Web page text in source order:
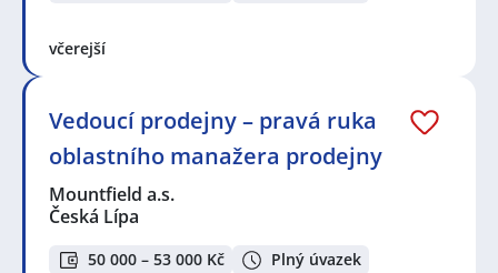
včerejší
Vedoucí prodejny – pravá ruka
oblastního manažera prodejny
Mountfield a.s.
Česká Lípa
50 000 – 53 000 Kč Plný úvazek